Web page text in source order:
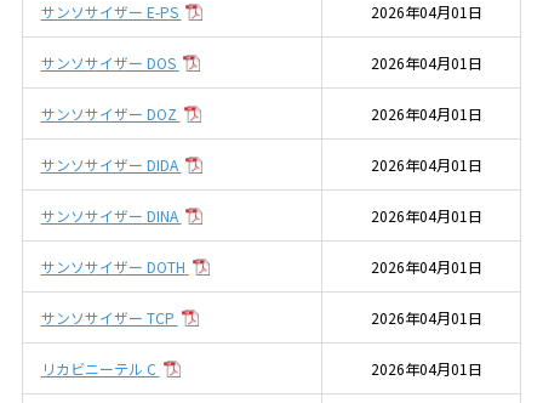
サンソサイザー E-PS 2026年04月01日
サンソサイザー DOS 2026年04月01日
サンソサイザー DOZ 2026年04月01日
サンソサイザー DIDA 2026年04月01日
サンソサイザー DINA 2026年04月01日
サンソサイザー DOTH 2026年04月01日
サンソサイザー TCP 2026年04月01日
リカビニーテル C 2026年04月01日